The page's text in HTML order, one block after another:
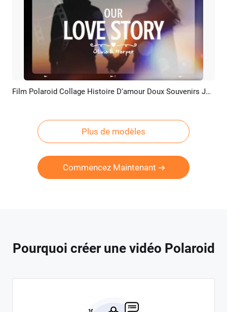
Aperçu Créer IA Film Polaroid Collage Histoire D'amour Doux Souvenirs Joyeux Anniversaire Film Propose Diaporama
Plus de modèles
Commencez Maintenant
Pourquoi créer une vidéo Polaroid